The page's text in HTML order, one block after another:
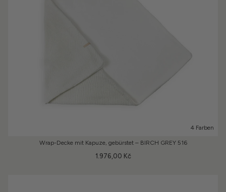
4 Farben
Wrap-Decke mit Kapuze, gebürstet – BIRCH GREY 516
1.976,00 Kč